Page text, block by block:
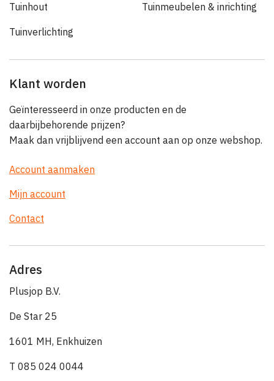
Tuinhout Tuinmeubelen & inrichting
Tuinverlichting
Klant worden
Geïnteresseerd in onze producten en de
daarbijbehorende prijzen?
Maak dan vrijblijvend een account aan op onze webshop.
Account aanmaken
Mijn account
Contact
Adres
Plusjop B.V.
De Star 25
1601 MH, Enkhuizen
T 085 024 0044